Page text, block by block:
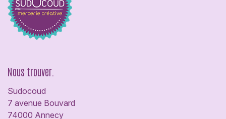
Nous trouver.
Sudocoud
7 avenue Bouvard
74000 Annecy